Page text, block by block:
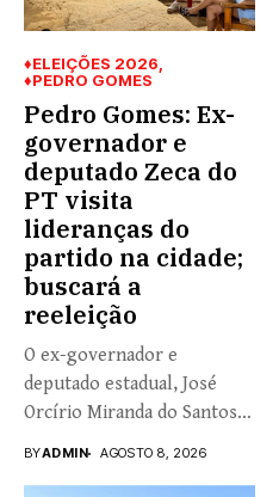
♦ELEIÇÕES 2026
♦PEDRO GOMES
Pedro Gomes: Ex-
governador e
deputado Zeca do
PT visita
lideranças do
partido na cidade;
buscará a
reeleição
O ex-governador e
deputado estadual, José
Orcírio Miranda do Santos,
BYADMIN AGOSTO 8, 2026